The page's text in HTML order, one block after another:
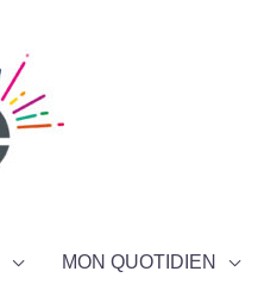
MON QUOTIDIEN